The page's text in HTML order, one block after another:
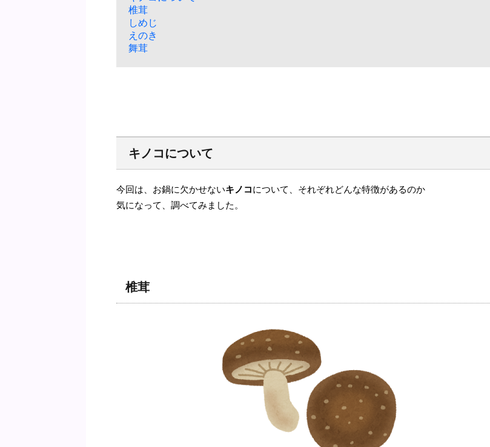
椎茸
しめじ
えのき
舞茸
キノコについて
今回は、お鍋に欠かせないキノコについて、それぞれどんな特徴があるのか
気になって、調べてみました。
椎茸